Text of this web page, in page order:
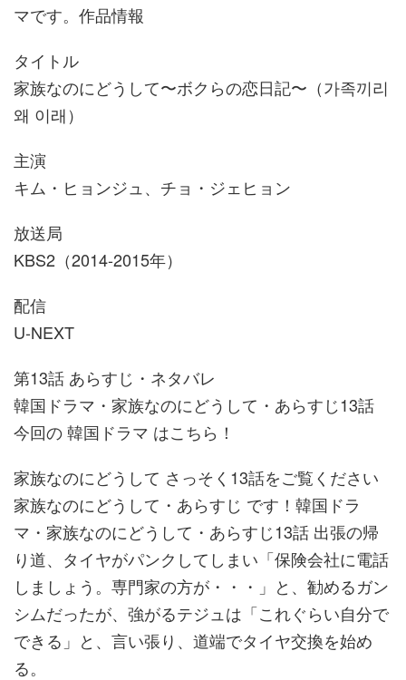
マです。作品情報
タイトル
家族なのにどうして〜ボクらの恋日記〜（가족끼리
왜 이래）
主演
キム・ヒョンジュ、チョ・ジェヒョン
放送局
KBS2（2014-2015年）
配信
U-NEXT
第13話 あらすじ・ネタバレ
韓国ドラマ・家族なのにどうして・あらすじ13話
今回の 韓国ドラマ はこちら！
家族なのにどうして さっそく13話をご覧ください
家族なのにどうして・あらすじ です！韓国ドラ
マ・家族なのにどうして・あらすじ13話 出張の帰
り道、タイヤがパンクしてしまい「保険会社に電話
しましょう。専門家の方が・・・」と、勧めるガン
シムだったが、強がるテジュは「これぐらい自分で
できる」と、言い張り、道端でタイヤ交換を始め
る。